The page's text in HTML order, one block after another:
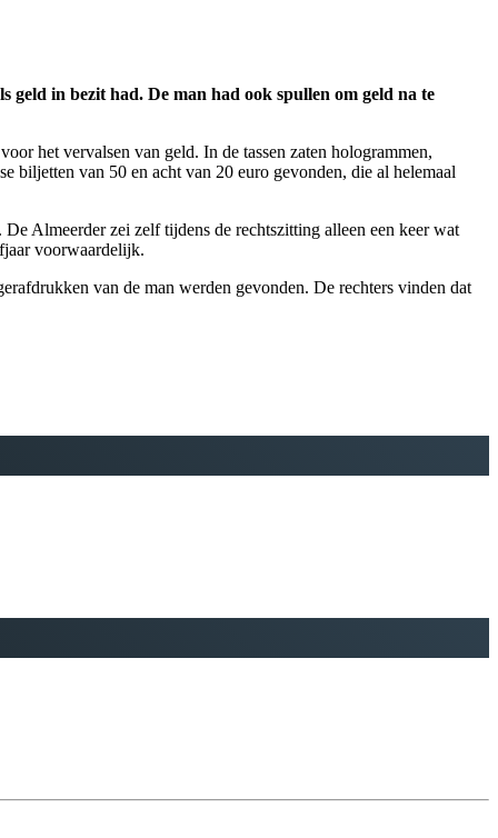
geld in bezit had. De man had ook spullen om geld na te
het vervalsen van geld. In de tassen zaten hologrammen,
biljetten van 50 en acht van 20 euro gevonden, die al helemaal
Almeerder zei zelf tijdens de rechtszitting alleen een keer wat
voorwaardelijk.
van de man werden gevonden. De rechters vinden dat